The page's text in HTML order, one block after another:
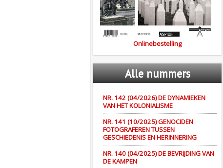
Onlinebestelling
Allenummers
NR. 142 (04/2026) DE DYNAMIEKEN
VAN HET KOLONIALISME
NR. 141 (10/2025) GENOCIDEN
FOTOGRAFEREN TUSSEN
GESCHIEDENIS EN HERINNERING
NR. 140 (04/2025) DE BEVRIJDING VAN
DE KAMPEN